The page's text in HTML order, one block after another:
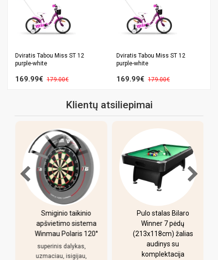
Dviratis Tabou Miss ST 12
purple-white
169.99€ 179.00€
Dviratis Tabou Miss ST 12
purple-white
169.99€ 179.00€
Klientų atsiliepimai
Smiginio taikinio
apšvietimo sistema
Winmau Polaris 120°
superinis dalykas,
uzmaciau, isigijau,
Pulo stalas Bilaro
Winner 7 pėdų
(213x118cm) žalias
audinys su
komplektacija